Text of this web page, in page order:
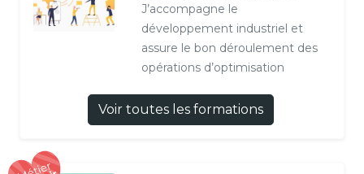
J’accompagne le
développement industriel et
assure le bon déroulement des
opérations d’optimisation
Voir toutes les formations